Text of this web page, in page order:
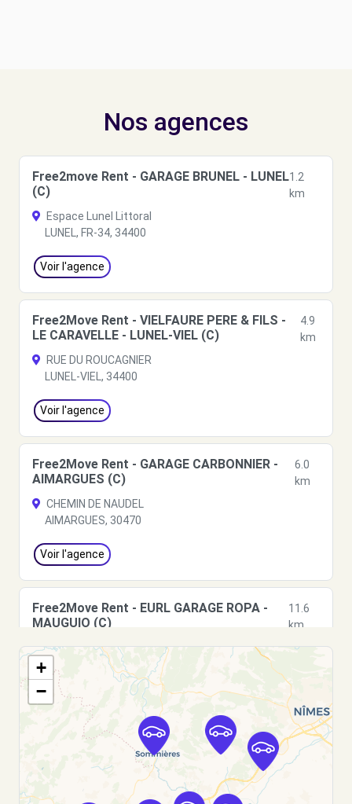
Nos agences
Free2move Rent - GARAGE BRUNEL - LUNEL
(C)
1.2
km
Espace Lunel Littoral
LUNEL, FR-34, 34400
Voir l'agence
Free2Move Rent - VIELFAURE PERE & FILS -
LE CARAVELLE - LUNEL-VIEL (C)
4.9
km
RUE DU ROUCAGNIER
LUNEL-VIEL, 34400
Voir l'agence
Free2Move Rent - GARAGE CARBONNIER -
AIMARGUES (C)
6.0
km
CHEMIN DE NAUDEL
AIMARGUES, 30470
Voir l'agence
Free2Move Rent - EURL GARAGE ROPA -
MAUGUIO (C)
11.6
km
ROUTE DE BAILLARGUES
MAUGUIO, 34130
Voir l'agence
Free2Move Rent - GARAGE DU VIDOURLE -
SOMMIERES (C)
12.5
ROUTE DE SAUSSINES
+
−